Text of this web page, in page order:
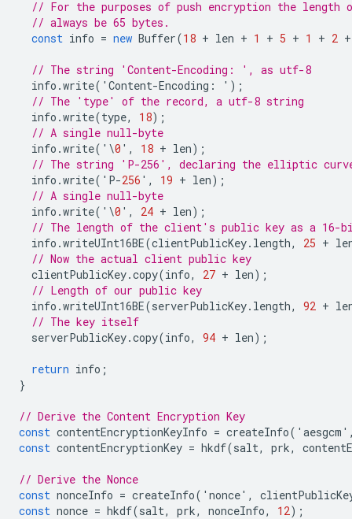
// For the purposes of push encryption the
// always be 65 bytes.
const info = new Buffer(18 + len + 1 + 5 + 1 + 2 +
// The string 'Content-Encoding: ', as utf-8
info .write( ' Content-Encoding : ' );
// The 'type' of the record, a utf-8 string
info .write(type, 18);
// A single null-byte
info .write( ' \0 ' , 18 + len);
// The string 'P-256', declaring the elliptic curve
info .write( ' P-256 ' , 19 + len);
// A single null-byte
info .write( ' \0 ' , 24 + len);
// The length of the client's public key as a 16-
info .writeUInt16BE(clientPublicKey. length, 25 +
// Now the actual client public key
clientPublicKey.copy(info, 27 + len);
// Length of our public key
info .writeUInt16BE(serverPublicKey. length, 92 +
// The key itself
serverPublicKey.copy(info, 94 + len);
return info ;
}
// Derive the Content Encryption Key
const contentEncryptionKeyInfo = createInfo( ' aesgcm '
const contentEncryptionKey = hkdf(salt, prk,
// Derive the Nonce
const nonceInfo = createInfo( ' nonce' ,
const nonce = hkdf(salt, prk, nonceInfo, 12);